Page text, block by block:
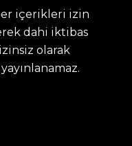
içerikleri izin
dahi iktibas
olarak